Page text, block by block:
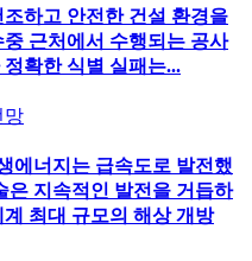
하고 안전한 건설 환경을
근처에서 수행되는 공사
확한 식별 실패는...
망
에너지는 급속도로 발전했
은 지속적인 발전을 거듭하
최대 규모의 해상 개방